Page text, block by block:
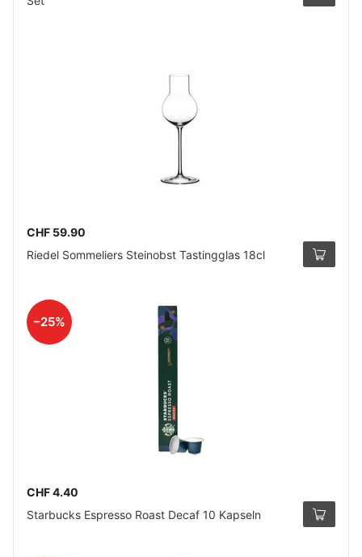
CHF 59.90
Riedel Sommeliers Steinobst Tastingglas 18cl
–25%
CHF 4.40
Starbucks Espresso Roast Decaf 10 Kapseln